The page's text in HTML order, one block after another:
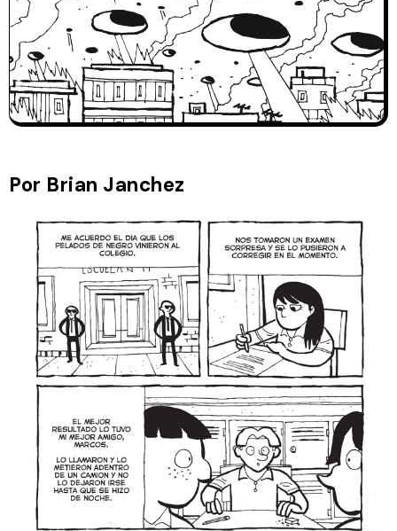
Por Brian Janchez